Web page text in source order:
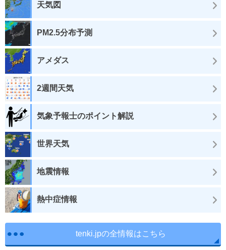
天気図
PM2.5分布予測
アメダス
2週間天気
気象予報士のポイント解説
世界天気
地震情報
熱中症情報
tenki.jpの全情報はこちら